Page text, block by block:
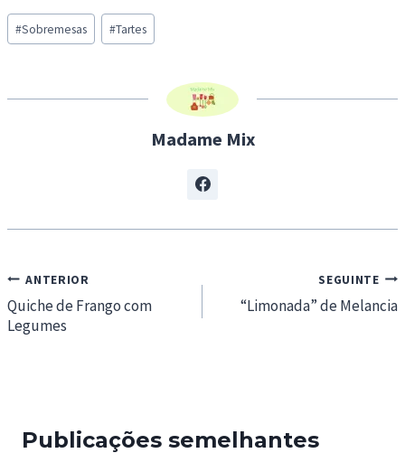
d
i
g
Post
Tags:
#Sobremesas #Tartes
Madame Mix
Navegação
de
artigos
ANTERIOR
Quiche de Frango com
Legumes
SEGUINTE
“Limonada” de Melancia
Publicações semelhantes